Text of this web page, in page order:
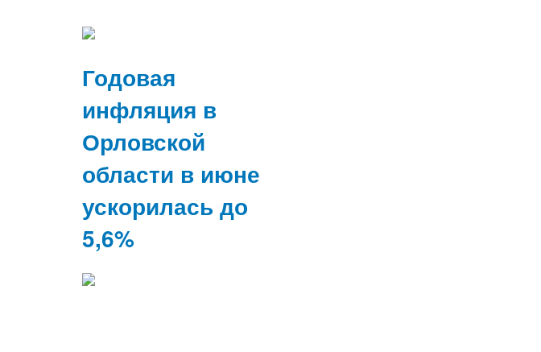
Годовая
инфляция в
Орловской
области в июне
ускорилась до
5,6%